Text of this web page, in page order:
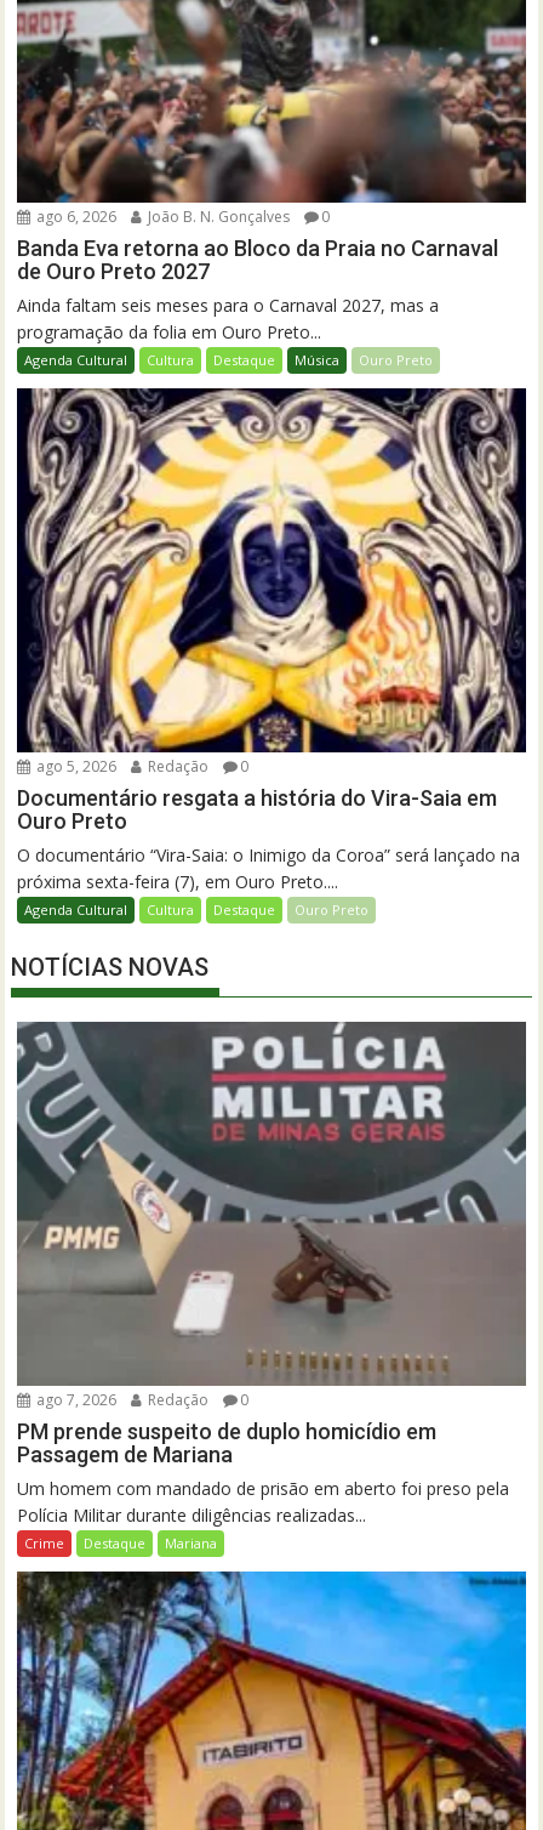
ago 6, 2026 João B. N. Gonçalves 0
Banda Eva retorna ao Bloco da Praia no Carnaval
de Ouro Preto 2027
Ainda faltam seis meses para o Carnaval 2027, mas a
programação da folia em Ouro Preto...
Agenda Cultural Cultura Destaque Música Ouro Preto
ago 5, 2026 Redação 0
Documentário resgata a história do Vira-Saia em
Ouro Preto
O documentário “Vira-Saia: o Inimigo da Coroa” será lançado na
próxima sexta-feira (7), em Ouro Preto....
Agenda Cultural Cultura Destaque Ouro Preto
NOTÍCIAS NOVAS
ago 7, 2026 Redação 0
PM prende suspeito de duplo homicídio em
Passagem de Mariana
Um homem com mandado de prisão em aberto foi preso pela
Polícia Militar durante diligências realizadas...
Crime Destaque Mariana